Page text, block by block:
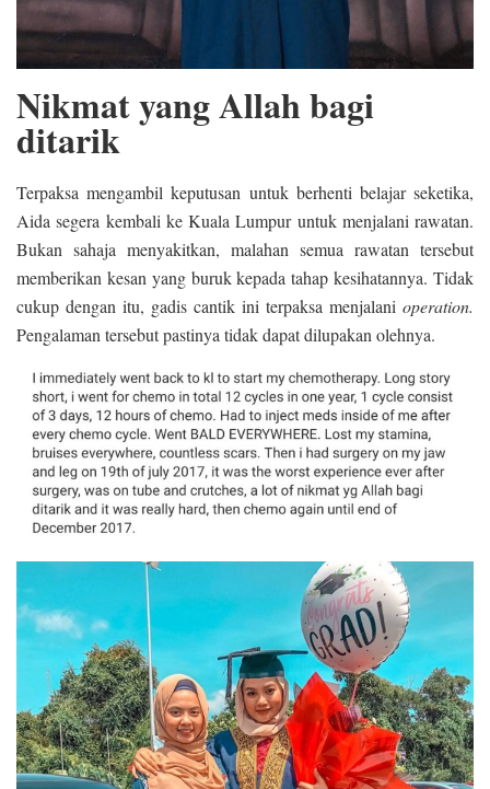
Nikmat yang Allah bagi
ditarik
Terpaksa mengambil keputusan untuk berhenti belajar seketika,
Aida segera kembali ke Kuala Lumpur untuk menjalani rawatan.
Bukan sahaja menyakitkan, malahan semua rawatan tersebut
memberikan kesan yang buruk kepada tahap kesihatannya. Tidak
cukup dengan itu, gadis cantik ini terpaksa menjalani operation.
Pengalaman tersebut pastinya tidak dapat dilupakan olehnya.